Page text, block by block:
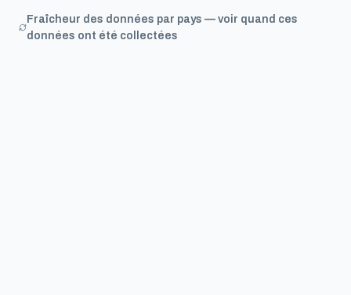
Fraîcheur des données par pays — voir quand ces
données ont été collectées